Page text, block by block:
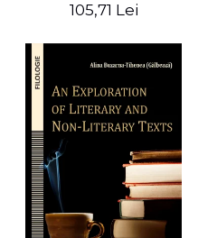
Russian – German
105,71 Lei